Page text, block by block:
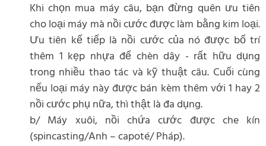
Khi chọn mua máy câu, bạn đừng quên ưu tiên
cho loại máy mà nồi cước được làm bằng kim loại.
Ưu tiên kế tiếp là nồi cước của nó được bố trí
thêm 1 kẹp nhựa để chèn dây - rất hữu dụng
trong nhiều thao tác và kỹ thuật câu. Cuối cùng
nếu loại máy này được bán kèm thêm với 1 hay 2
nồi cước phụ nữa, thì thật là đa dụng.
b/ Máy xuôi, nồi chứa cước được che kín
(spincasting/Anh – capoté/ Pháp).